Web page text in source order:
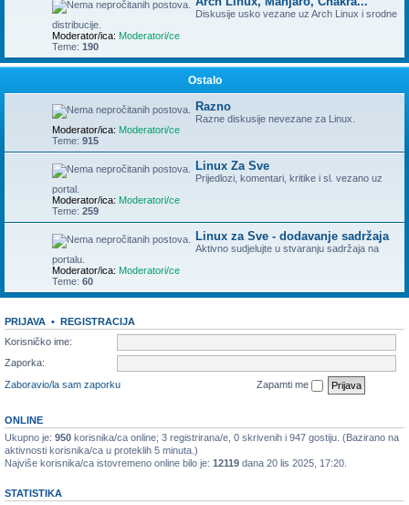
Diskusije usko vezane uz Arch Linux i srodne
distribucije.
Moderator/ica: Moderatori/ce
Teme: 190
Ostalo
Razno
Razne diskusije nevezane za Linux.
Moderator/ica: Moderatori/ce
Teme: 915
Linux Za Sve
Prijedlozi, komentari, kritike i sl. vezano uz
portal.
Moderator/ica: Moderatori/ce
Teme: 259
Linux za Sve - dodavanje sadržaja
Aktivno sudjelujte u stvaranju sadržaja na
portalu.
Moderator/ica: Moderatori/ce
Teme: 60
PRIJAVA • REGISTRACIJA
Korisničko ime:
Zaporka:
Zaboravio/la sam zaporku
Zapamti me
ONLINE
Ukupno je: 950 korisnika/ca online; 3 registrirana/e, 0 skrivenih i 947 gostiju. (Bazirano na
aktivnosti korisnika/ca u proteklih 5 minuta.)
Najviše korisnika/ca istovremeno online bilo je: 12119 dana 20 lis 2025, 17:20.
STATISTIKA